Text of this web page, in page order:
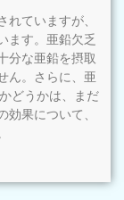
ていますが、
ます。亜鉛欠乏
分な亜鉛を摂取
ん。さらに、亜
どうかは、まだ
果について、